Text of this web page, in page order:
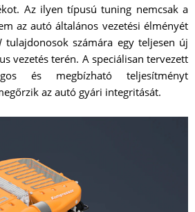
Az ilyen típusú tuning nemcsak a
az autó általános vezetési élményét
tulajdonosok számára egy teljesen új
vezetés terén. A speciálisan tervezett
és megbízható teljesítményt
az autó gyári integritását.